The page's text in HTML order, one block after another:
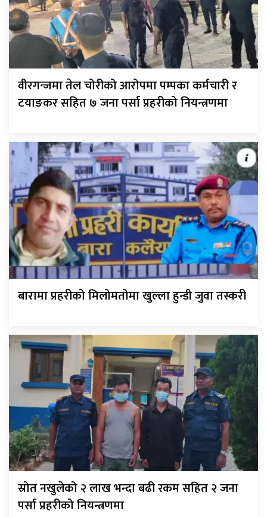
वीरगन्जमा तेल चोरीको आरोपमा पम्पका कर्मचारी र
टयाङकर सहित ७ जना पर्सा प्रहरीको नियन्त्रणमा
बारामा प्रहरीको मिलोमतोमा खुल्ला हुन्डी जुवा तस्करी
स्रोत नखुलेको २ लाख भन्दा बढी रकम सहित २ जना
पर्सा प्रहरीको नियन्त्रणमा